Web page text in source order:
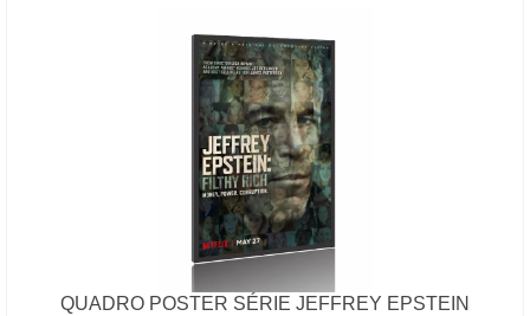
QUADRO POSTER SÉRIE JEFFREY EPSTEIN